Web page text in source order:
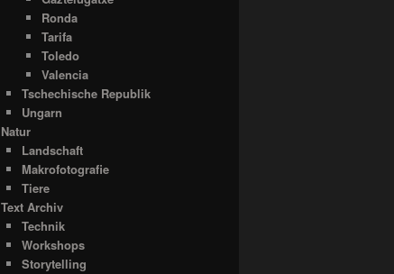
Ronda
Tarifa
Toledo
Valencia
Tschechische Republik
Ungarn
Natur
Landschaft
Makrofotografie
Tiere
Text Archiv
Technik
Workshops
Storytelling